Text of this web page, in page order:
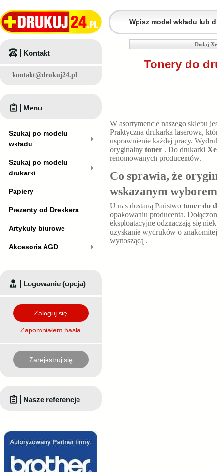
Dodaj
Tonery do
W asortymencie naszego sklepu
Praktyczna drukarka laserowa,
usprawnienie każdej pracy.
oryginalny toner . Do drukarki
renomowanych producentów.
Co sprawia, że
wskazanym
U nas dostaną Państwo toner do
opakowaniu producenta.
eksploatacyjne odznaczają się
uzyskanie wydruków o
wynoszącą .
Kontakt
kontakt@drukuj24.pl
Menu
Szukaj po modelu
wkładu
Szukaj po modelu
drukarki
Papiery
Prezenty od Drekkera
Artykuły biurowe
Akcesoria AGD
Logowanie (opcja)
Zaloguj się
Zapomniałem hasła
Zarejestruj się
Nasze referencje